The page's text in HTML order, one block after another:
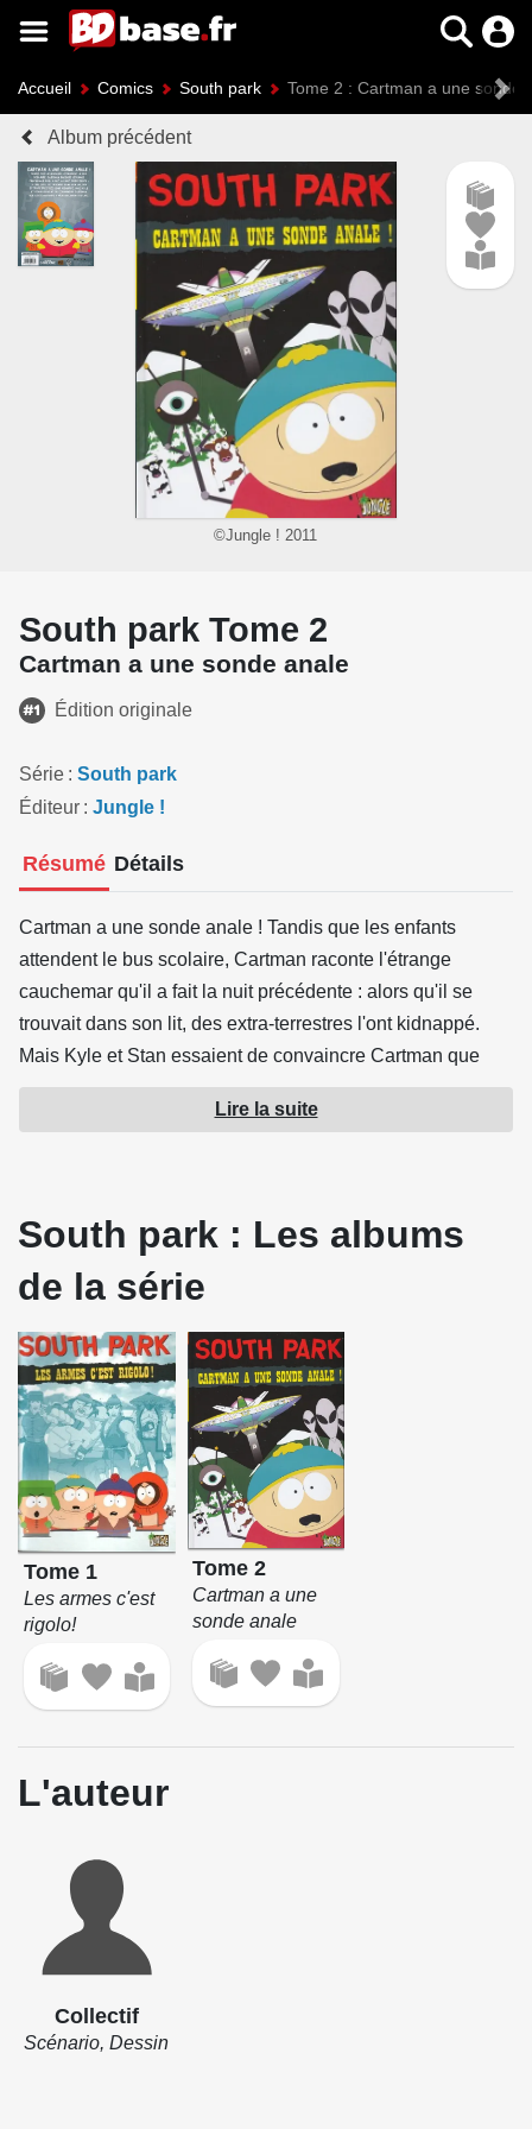
Accueil Comics South park Tome 2 : Cartman a une sonde
Album précédent
©Jungle ! 2011
South park Tome 2
Cartman a une sonde anale
Édition originale
Série
South park
Éditeur
Jungle !
Résumé Détails
Cartman a une sonde anale ! Tandis que les enfants
attendent le bus scolaire, Cartman raconte l'étrange
cauchemar qu'il a fait la nuit précédente : alors qu'il se
trouvait dans son lit, des extra-terrestres l'ont kidnappé.
Mais Kyle et Stan essaient de convaincre Cartman que
cette histoire a véritablement eu lieu.
Lire la suite
South park : Les albums
de la série
Tome 1
Les armes c'est
rigolo!
Tome 2
Cartman a une
sonde anale
L'auteur
Collectif
Scénario, Dessin